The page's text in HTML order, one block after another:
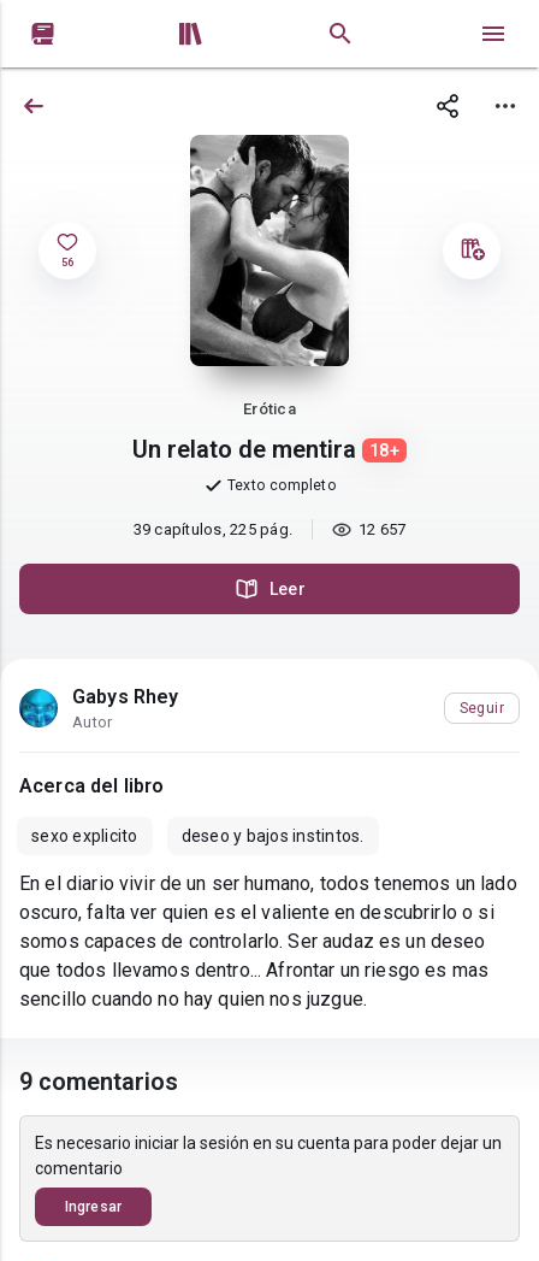
 
56
Erótica
Un relato de mentira 18+
Texto completo
39 capítulos, 225 pág. 12 657
Leer
Gabys Rhey
Autor
Seguir
Acerca del libro
sexo explicito deseo y bajos instintos.
En el diario vivir de un ser humano, todos tenemos un lado
oscuro, falta ver quien es el valiente en descubrirlo o si
somos capaces de controlarlo. Ser audaz es un deseo
que todos llevamos dentro... Afrontar un riesgo es mas
sencillo cuando no hay quien nos juzgue.
9 comentarios
Es necesario iniciar la sesión en su cuenta para poder dejar un
comentario
Ingresar